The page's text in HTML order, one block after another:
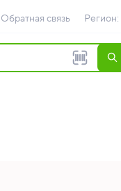
Обратная связь Регион: